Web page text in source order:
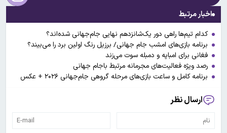
اخبار مرتبط
کدام تیم‌ها راهی دور یک‌شانزدهم نهایی جام‌جهانی شده‌اند؟
برنامه بازی‌های امشب جام جهانی/ برزیل رنگ اولین برد را می‌بیند؟
فغانی برای امباپه و دمبله سوت می‌زند
رصد ویژه فعالیت‌های مجرمانه مرتبط باجام جهانی
برنامه کامل و ساعت بازی‌های مرحله گروهی جام‌جهانی ۲۰۲۶ + عکس
ارسال نظر